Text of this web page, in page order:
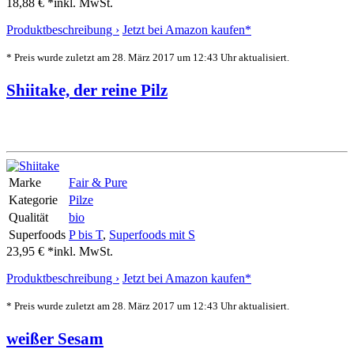
18,88 € *inkl. MwSt.
Produktbeschreibung › Jetzt bei Amazon kaufen*
* Preis wurde zuletzt am 28. März 2017 um 12:43 Uhr aktualisiert.
Shiitake, der reine Pilz
Marke
Fair & Pure
Kategorie
Pilze
Qualität
bio
Superfoods P bis T, Superfoods mit S
23,95 € *inkl. MwSt.
Produktbeschreibung › Jetzt bei Amazon kaufen*
* Preis wurde zuletzt am 28. März 2017 um 12:43 Uhr aktualisiert.
weißer Sesam